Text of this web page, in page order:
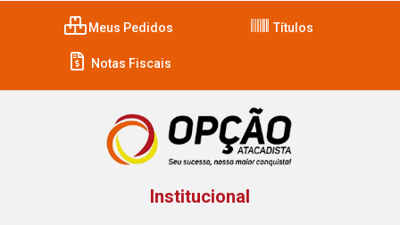
Meus Pedidos Títulos
Notas Fiscais
Institucional